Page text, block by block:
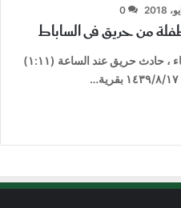
0
تغطيات – الاحساء: باشر مدني الأحساء ، حادث حريق عند الساعة (١:١١)